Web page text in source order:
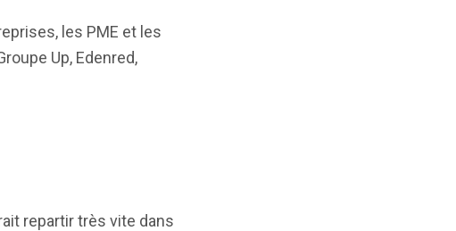
les PME et les
Up, Edenred,
repartir très vite dans